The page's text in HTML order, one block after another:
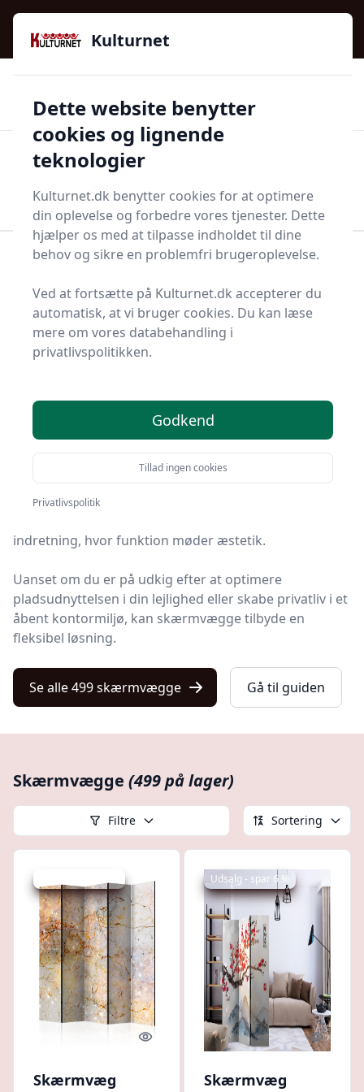
Kulturnet - Alt Det Gode I Livet | Din Kulturguide Siden
2016
97 kategorier 👍Kun godkendte butikker
Start søgning
Bolig og indretning
Kontor
Skærmvægge - 499 på
lager
Velkommen til Kulturnet.dk's omfattende guide til
skærmvægge, en ressource der sigter mod at belyse
alt, hvad du behøver at vide om dette alsidige element
i både hjem og kontor.
Skærmvægge, også kendt som rumdelere eller
indretning, hvor funktion møder æstetik.
Uanset om du er på udkig efter at optimere
pladsudnyttelsen i din lejlighed eller skabe privatliv i et
åbent kontormiljø, kan skærmvægge tilbyde en
fleksibel løsning.
Se alle 499 skærmvægge Gå til guiden
Skærmvægge (499 på lager)
Filtre Sortering
Quick look
Skærmvæg
Udsalg - spar 6 %
Quick
Skærmvæg
Kulturnet
Dette website benytter
cookies og lignende
teknologier
Kulturnet.dk benytter cookies for at optimere
din oplevelse og forbedre vores tjenester. Dette
hjælper os med at tilpasse indholdet til dine
behov og sikre en problemfri brugeroplevelse.
Ved at fortsætte på Kulturnet.dk accepterer du
automatisk, at vi bruger cookies. Du kan læse
mere om vores databehandling i
privatlivspolitikken.
Godkend
Tillad ingen cookies
Privatlivspolitik